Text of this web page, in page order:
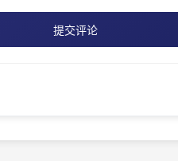
提交评论